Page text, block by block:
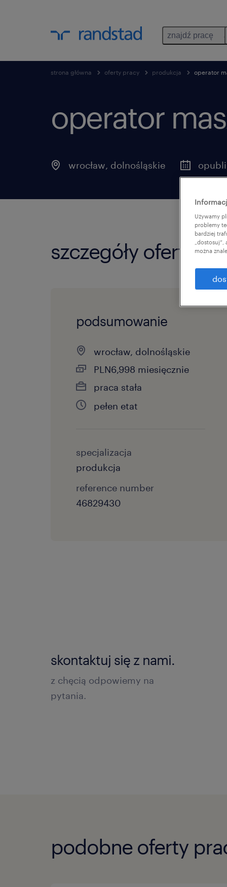
znajdź pracę
strona główna oferty pracy produkcja operator
operator
wrocław, dolnośląskie
szczegóły oferty
podsumowanie
wrocław, dolnośląskie
PLN6,998 miesięcznie
praca stała
pełen etat
specjalizacja
produkcja
reference number
46829430
skontaktuj się z nami.
z chęcią odpowiemy na
pytania.
podobne oferty
Używamy
problemy
bardziej
można